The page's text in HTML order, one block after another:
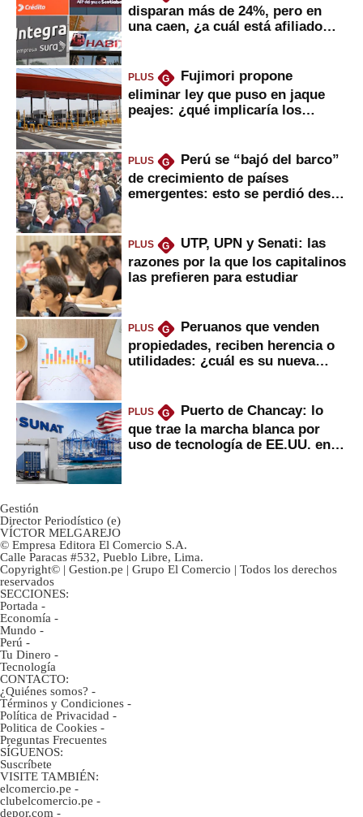
disparan más de 24%, pero en
una caen, ¿a cuál está afiliado
PLUS G
Fujimori propone
eliminar ley que puso en jaque
peajes: ¿qué implicaría los
PLUS G
Perú se “bajó del barco”
de crecimiento de países
emergentes: esto se perdió desde
PLUS G
UTP, UPN y Senati: las
razones por la que los capitalinos
las prefieren para estudiar
PLUS G
Peruanos que venden
propiedades, reciben herencia o
utilidades: ¿cuál es su nueva
PLUS G
Puerto de Chancay: lo
que trae la marcha blanca por
uso de tecnología de EE.UU. en
Gestión
Director Periodístico (e)
VÍCTOR MELGAREJO
© Empresa Editora El Comercio S.A.
Calle Paracas #532, Pueblo Libre, Lima.
Copyright© | Gestion.pe | Grupo El Comercio | Todos los derechos
reservados
SECCIONES:
Portada -
Economía -
Mundo -
Perú -
Tu Dinero -
Tecnología
CONTACTO:
¿Quiénes somos? -
Términos y Condiciones -
Política de Privacidad -
Politica de Cookies -
Preguntas Frecuentes
SÍGUENOS:
Suscríbete
VISITE TAMBIÉN:
elcomercio.pe -
clubelcomercio.pe -
depor.com -